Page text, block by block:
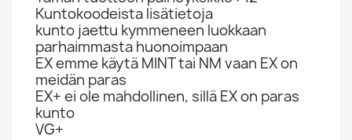
Kuntokoodeista lisätietoja
kunto jaettu kymmeneen luokkaan
parhaimmasta huonoimpaan
EX emme käytä MINT tai NM vaan EX on
meidän paras
EX+ ei ole mahdollinen, sillä EX on paras
kunto
VG+